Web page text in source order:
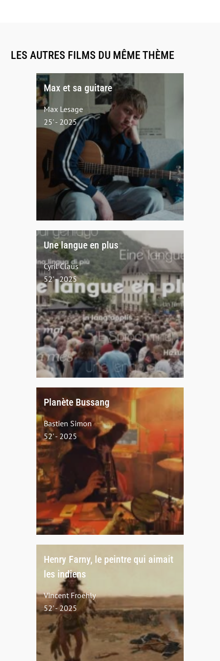
LES AUTRES FILMS DU MÊME THÈME
Max et sa guitare
Max Lesage
25' - 2025
Une langue en plus
Cyril Claus
52' - 2025
Planète Bussang
Bastien Simon
52' - 2025
Henry Farny, le peintre qui aimait
les indiens
Vincent Froehly
52' - 2025